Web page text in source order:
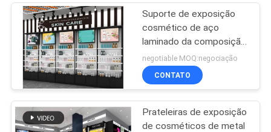
CONTROLE
QUALIDADE
CONTACTE-
NOS
Prateleiras do
armazenamento do
armazém
Suporte de exposição
cosmético de aço
laminado da composição
do armário/retalho de
exposição
negotiable MOQ:negociação
CONTATO
Prateleiras de exposição
de cosméticos de metal